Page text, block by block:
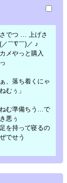
でつ … 上げさ
／￣∇￣)／ ♪
メやっと購入
ぁ、落ち着くにゃ
むぅ」
む準備ちう…で
悪ぅ
を持って寝るの
でせう